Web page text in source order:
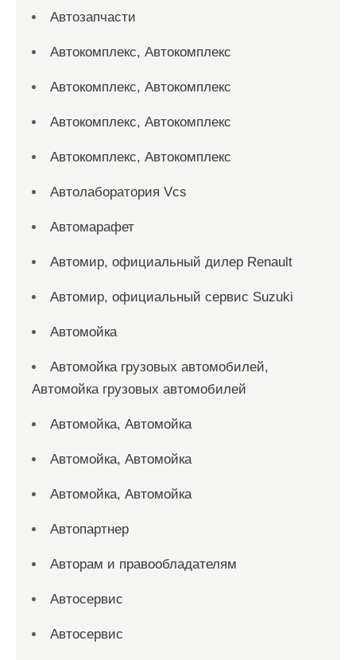
Автозапчасти
Автокомплекс, Автокомплекс
Автокомплекс, Автокомплекс
Автокомплекс, Автокомплекс
Автокомплекс, Автокомплекс
Автолаборатория Vcs
Автомарафет
Автомир, официальный дилер Renault
Автомир, официальный сервис Suzuki
Автомойка
Автомойка грузовых автомобилей,
Автомойка грузовых автомобилей
Автомойка, Автомойка
Автомойка, Автомойка
Автомойка, Автомойка
Автопартнер
Авторам и правообладателям
Автосервис
Автосервис